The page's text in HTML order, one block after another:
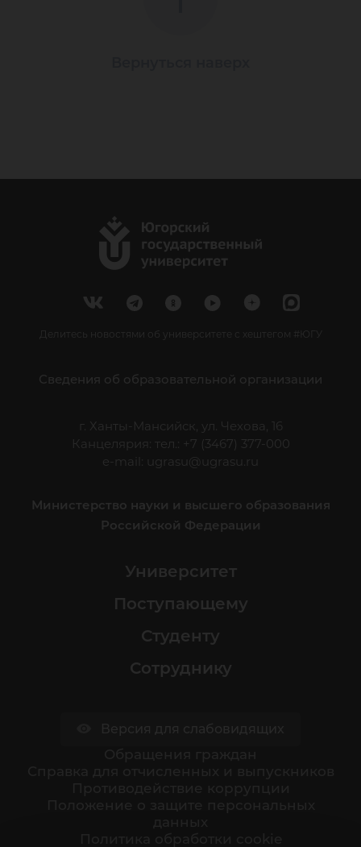
Делитесь новостями об университете с хештегом #ЮГУ
Сведения об образовательной организации
г. Ханты-Мансийск, ул. Чехова, 16
Канцелярия: тел.: +7 (3467) 377-000
e-mail:
ugrasu@ugrasu.ru
Министерство науки и высшего образования
Российской Федерации
Университет
Поступающему
Студенту
Сотруднику